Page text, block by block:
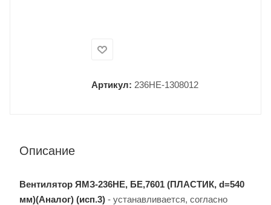
Артикул: 236НЕ-1308012
Описание
Вентилятор ЯМЗ-236НЕ, БЕ,7601 (ПЛАСТИК, d=540
мм)(Аналог) (исп.3) - устанавливается, согласно